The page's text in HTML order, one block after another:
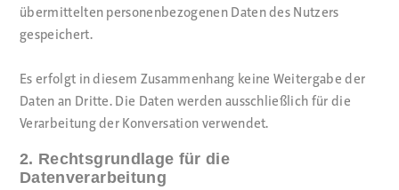
übermittelten personenbezogenen Daten des Nutzers
gespeichert.
Es erfolgt in diesem Zusammenhang keine Weitergabe der
Daten an Dritte. Die Daten werden ausschließlich für die
Verarbeitung der Konversation verwendet.
2. Rechtsgrundlage für die
Datenverarbeitung